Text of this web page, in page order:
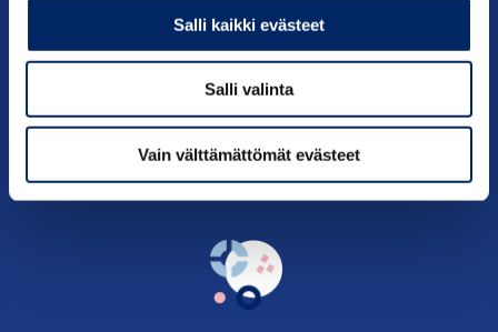
Salli kaikki evästeet
Salli valinta
Vain välttämättömät evästeet
Vaikuttaminen
Palvelut
Tietoa meistä